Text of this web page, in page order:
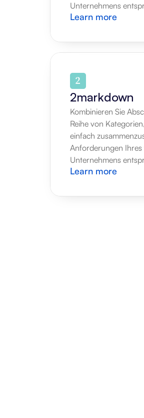
Unternehmens
Learn more
2markdown
Kombinieren Sie
Reihe von
einfach
Anforderungen Ihres
Unternehmens
Learn more